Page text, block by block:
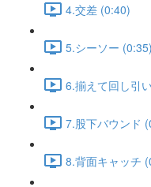
4.交差 (0:40)
5.シーソー (0:35)
6.揃えて回し引
7.股下バウンド
8.背面キャッチ